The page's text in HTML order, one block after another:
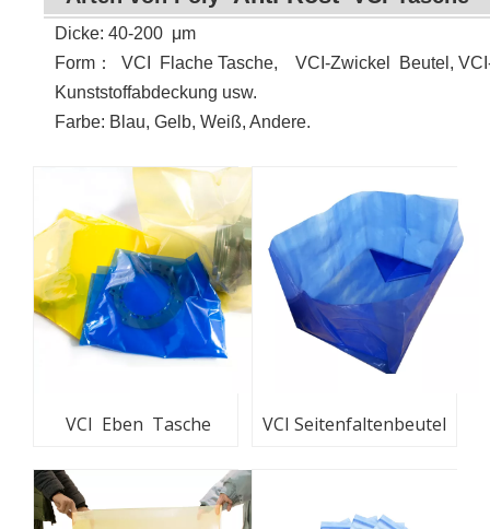
Dicke: 40-200 μm
Form ： VCI
Flache Tasche, VCI-Zwickel Beutel,
Kunststoffabdeckung usw.
Farbe: Blau, Gelb, Weiß, Andere.
VCI Eben Tasche VCI Seitenfaltenbeutel